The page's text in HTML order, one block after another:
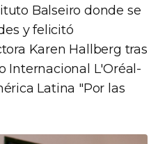
Balseiro donde se
y felicitó
Karen Hallberg tras
Internacional L'Oréal-
Latina "Por las